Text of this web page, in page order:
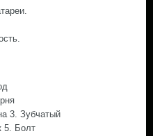
3. Зубчатый
5. Болт